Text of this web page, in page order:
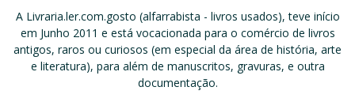
A Livraria.ler.com.gosto (alfarrabista - livros usados), teve início
em Junho 2011 e está vocacionada para o comércio de livros
antigos, raros ou curiosos (em especial da área de história, arte
e literatura), para além de manuscritos, gravuras, e outra
documentação.